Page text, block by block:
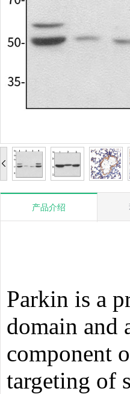
产品介绍
Parkin is a
domain and
component
targeting of